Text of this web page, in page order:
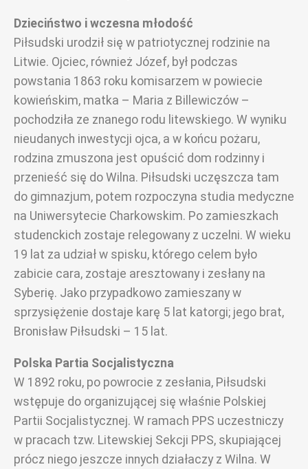
Dzieciństwo i wczesna młodość
Piłsudski urodził się w patriotycznej rodzinie na
Litwie. Ojciec, również Józef, był podczas
powstania 1863 roku komisarzem w powiecie
kowieńskim, matka – Maria z Billewiczów –
pochodziła ze znanego rodu litewskiego. W wyniku
nieudanych inwestycji ojca, a w końcu pożaru,
rodzina zmuszona jest opuścić dom rodzinny i
przenieść się do Wilna. Piłsudski uczęszcza tam
do gimnazjum, potem rozpoczyna studia medyczne
na Uniwersytecie Charkowskim. Po zamieszkach
studenckich zostaje relegowany z uczelni. W wieku
19 lat za udział w spisku, którego celem było
zabicie cara, zostaje aresztowany i zesłany na
Syberię. Jako przypadkowo zamieszany w
sprzysiężenie dostaje karę 5 lat katorgi; jego brat,
Bronisław Piłsudski – 15 lat.
Polska Partia Socjalistyczna
W 1892 roku, po powrocie z zesłania, Piłsudski
wstępuje do organizującej się właśnie Polskiej
Partii Socjalistycznej. W ramach PPS uczestniczy
w pracach tzw. Litewskiej Sekcji PPS, skupiającej
prócz niego jeszcze innych działaczy z Wilna. W